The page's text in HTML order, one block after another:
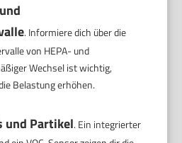
. Informiere dich über die
von HEPA- und
Wechsel ist wichtig,
Belastung erhöhen.
und Partikel. Ein integrierter